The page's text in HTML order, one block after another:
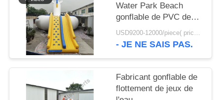
Water Park Beach
gonflable de PVC de
0.9mm
USD9200-12000/piece( price just for reference, detailed prices need to be confirmed) MOQ:1PC
- JE NE SAIS PAS.
Fabricant gonflable de
flottement de jeux de